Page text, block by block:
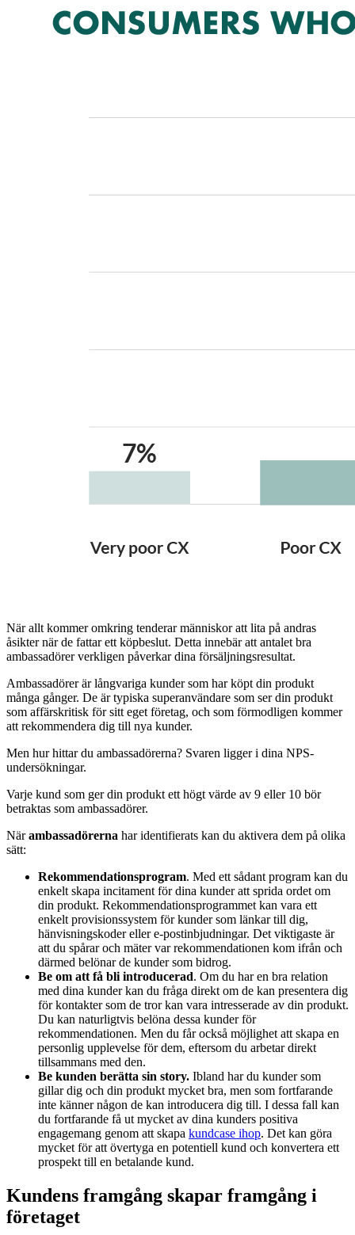
När allt kommer omkring tenderar människor att lita på andras
åsikter när de fattar ett köpbeslut. Detta innebär att antalet bra
ambassadörer verkligen påverkar dina försäljningsresultat.
Ambassadörer är långvariga kunder som har köpt din produkt
många gånger. De är typiska superanvändare som ser din produkt
som affärskritisk för sitt eget företag, och som förmodligen kommer
att rekommendera dig till nya kunder.
Men hur hittar du ambassadörerna? Svaren ligger i dina NPS-
undersökningar.
Varje kund som ger din produkt ett högt värde av 9 eller 10 bör
betraktas som ambassadörer.
Närambassadörerna har identifierats kan du aktivera dem på olika
sätt:
Rekommendationsprogram. Med ett sådant program kan du
enkelt skapa incitament för dina kunder att sprida ordet om
din produkt. Rekommendationsprogrammet kan vara ett
enkelt provisionssystem för kunder som länkar till dig,
hänvisningskoder eller e-postinbjudningar. Det viktigaste är
att du spårar och mäter var rekommendationen kom ifrån och
därmed belönar de kunder som bidrog.
Be om att få bli introducerad. Om du har en bra relation
med dina kunder kan du fråga direkt om de kan presentera dig
för kontakter som de tror kan vara intresserade av din produkt.
Du kan naturligtvis belöna dessa kunder för
rekommendationen. Men du får också möjlighet att skapa en
personlig upplevelse för dem, eftersom du arbetar direkt
tillsammans med den.
Be kunden berätta sin story. Ibland har du kunder som
gillar dig och din produkt mycket bra, men som fortfarande
inte känner någon de kan introducera dig till. I dessa fall kan
du fortfarande få ut mycket av dina kunders positiva
engagemang genom att skapa kundcase ihop. Det kan göra
mycket för att övertyga en potentiell kund och konvertera ett
prospekt till en betalande kund.
Kundens framgång skapar framgång i
företaget